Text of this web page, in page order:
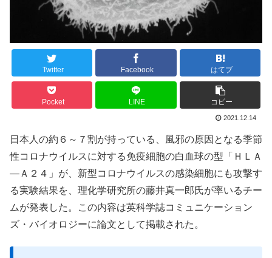
Twitter Facebook はてブ
Pocket LINE コピー
2021.12.14
日本人の約６～７割が持っている、風邪の原因となる季節
性コロナウイルスに対する免疫細胞の白血球の型「ＨＬＡ
―Ａ２４」が、新型コロナウイルスの感染細胞にも攻撃す
る実験結果を、理化学研究所の藤井真一郎氏が率いるチー
ムが発表した。この内容は英科学誌コミュニケーション
ズ・バイオロジーに論文として掲載された。